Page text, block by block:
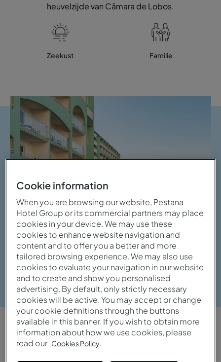
heuvelzijde van Câmara de Lobos.
Zeekust Familie
Bekijk galerij
OVERZICHT
Comfortabel en lieflijk
Cookie information
When you are browsing our website, Pestana
Hotel Group or its commercial partners may place
cookies in your device. We may use these
cookies to enhance website navigation and
content and to offer you a better and more
tailored browsing experience. We may also use
cookies to evaluate your navigation in our website
and to create and show you personalised
advertising. By default, only strictly necessary
cookies will be active. You may accept or change
your cookie definitions through the buttons
available in this banner. If you wish to obtain more
information about how we use cookies, please
read our Cookies Policy.